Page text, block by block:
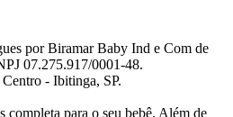
por Biramar Baby Ind e Com de
07.275.917/0001-48.
- Ibitinga, SP.
completa para o seu bebê. Além de